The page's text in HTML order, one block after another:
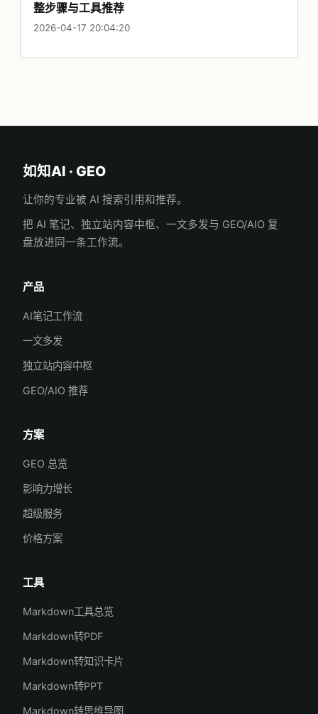
整步骤与工具推荐
2026-04-17 20:04:20
如知AI · GEO
让你的专业被 AI 搜索引用和推荐。
把 AI 笔记、独立站内容中枢、一文多发与 GEO/AIO 复
盘放进同一条工作流。
产品
AI笔记工作流
一文多发
独立站内容中枢
GEO/AIO 推荐
方案
GEO 总览
影响力增长
超级服务
价格方案
工具
Markdown工具总览
Markdown转PDF
Markdown转知识卡片
Markdown转PPT
Markdown转思维导图